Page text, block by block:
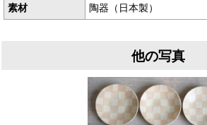
素材 陶器（日本製）
他の写真